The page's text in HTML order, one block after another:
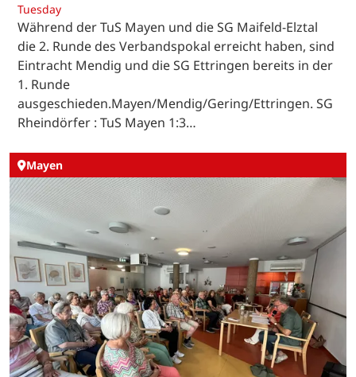
Tuesday
Während der TuS Mayen und die SG Maifeld-Elztal
die 2. Runde des Verbandspokal erreicht haben, sind
Eintracht Mendig und die SG Ettringen bereits in der
1. Runde
ausgeschieden.Mayen/Mendig/Gering/Ettringen. SG
Rheindörfer : TuS Mayen 1:3…
Mayen